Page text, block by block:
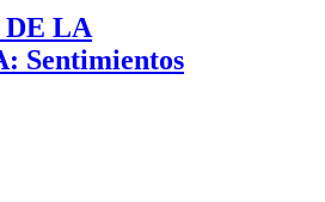
DE LA
Sentimientos